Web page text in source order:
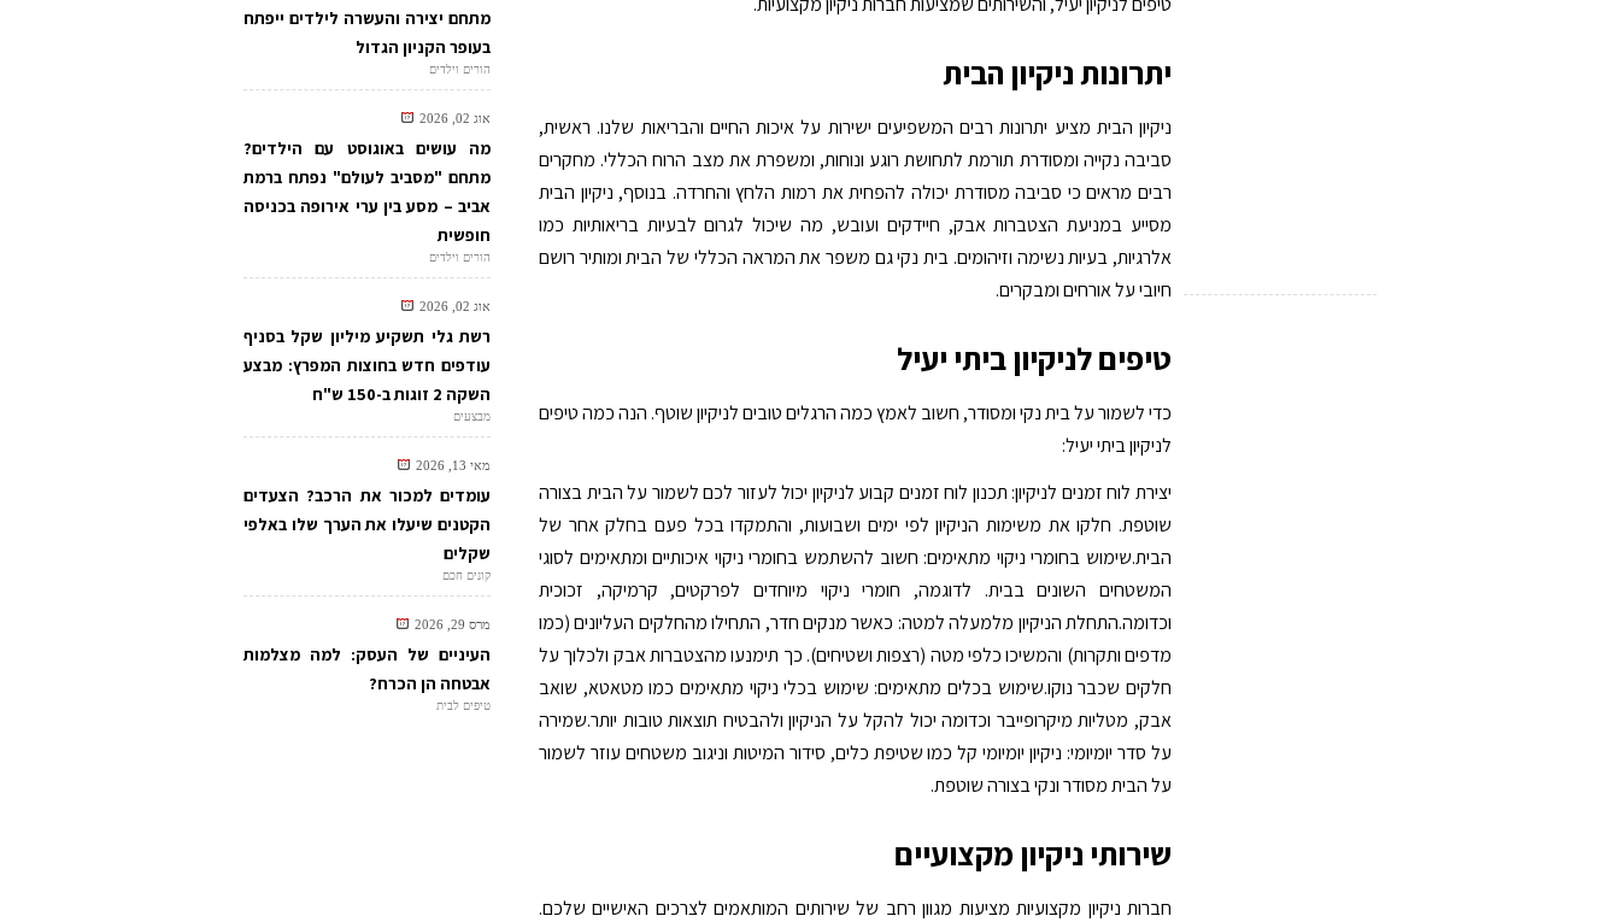
יתרונות ניקיון הבית
ניקיון הבית מציע יתרונות רבים המשפיעים ישירות על איכות החיים והבריאות שלנו. ראשית,
סביבה נקייה ומסודרת תורמת לתחושת רוגע ונוחות, ומשפרת את מצב הרוח הכללי. מחקרים
רבים מראים כי סביבה מסודרת יכולה להפחית את רמות הלחץ והחרדה. בנוסף, ניקיון הבית
מסייע במניעת הצטברות אבק, חיידקים ועובש, מה שיכול לגרום לבעיות בריאותיות כמו
אלרגיות, בעיות נשימה וזיהומים. בית נקי גם משפר את המראה הכללי של הבית ומותיר רושם
חיובי על אורחים ומבקרים.
טיפים לניקיון ביתי יעיל
כדי לשמור על בית נקי ומסודר, חשוב לאמץ כמה הרגלים טובים לניקיון שוטף. הנה כמה טיפים
לניקיון ביתי יעיל:
יצירת לוח זמנים לניקיון: תכנון לוח זמנים קבוע לניקיון יכול לעזור לכם לשמור על הבית בצורה
שוטפת. חלקו את משימות הניקיון לפי ימים ושבועות, והתמקדו בכל פעם בחלק אחר של
הבית.שימוש בחומרי ניקוי מתאימים: חשוב להשתמש בחומרי ניקוי איכותיים ומתאימים לסוגי
המשטחים השונים בבית. לדוגמה, חומרי ניקוי מיוחדים לפרקטים, קרמיקה, זכוכית
וכדומה.התחלת הניקיון מלמעלה למטה: כאשר מנקים חדר, התחילו מהחלקים העליונים (כמו
מדפים ותקרות) והמשיכו כלפי מטה (רצפות ושטיחים). כך תימנעו מהצטברות אבק ולכלוך על
חלקים שכבר נוקו.שימוש בכלים מתאימים: שימוש בכלי ניקוי מתאימים כמו מטאטא, שואב
אבק, מטליות מיקרופייבר וכדומה יכול להקל על הניקיון ולהבטיח תוצאות טובות יותר.שמירה
על סדר יומיומי: ניקיון יומיומי קל כמו שטיפת כלים, סידור המיטות וניגוב משטחים עוזר לשמור
על הבית מסודר ונקי בצורה שוטפת.
שירותי ניקיון מקצועיים
חברות ניקיון מקצועיות מציעות מגוון רחב של שירותים המותאמים לצרכים האישיים שלכם.
מתחם יצירה והעשרה לילדים ייפתח
בעופר הקניון הגדול
הורים וילדים
אוג 02, 2026
מה עושים באוגוסט עם הילדים?
מתחם "מסביב לעולם" נפתח ברמת
אביב – מסע בין ערי אירופה בכניסה
חופשית
הורים וילדים
אוג 02, 2026
רשת גלי תשקיע מיליון שקל בסניף
עודפים חדש בחוצות המפרץ: מבצע
השקה 2 זוגות ב-150 ש"ח
מבצעים
מאי 13, 2026
עומדים למכור את הרכב? הצעדים
הקטנים שיעלו את הערך שלו באלפי
שקלים
קונים חכם
מרס 29, 2026
העיניים של העסק: למה מצלמות
אבטחה הן הכרח?
טיפים לבית